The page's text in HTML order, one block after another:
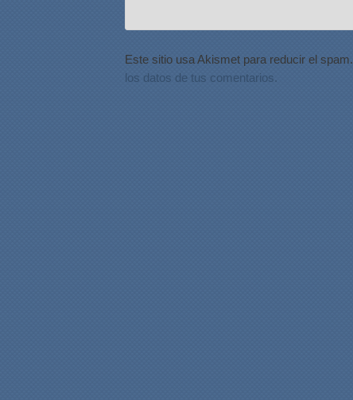
Este sitio usa Akismet para reducir el spam.
los datos de tus comentarios.